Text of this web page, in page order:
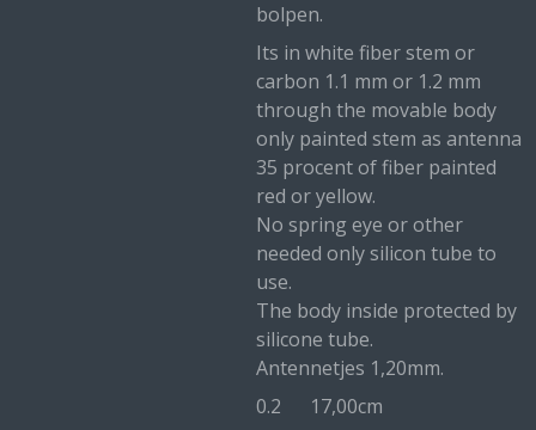
bolpen.
Its in white fiber stem or
carbon 1.1 mm or 1.2 mm
through the movable body
only painted stem as antenna
35 procent of fiber painted
red or yellow.
No spring eye or other
needed only silicon tube to
use.
The body inside protected by
silicone tube.
Antennetjes 1,20mm.
0.2 17,00cm